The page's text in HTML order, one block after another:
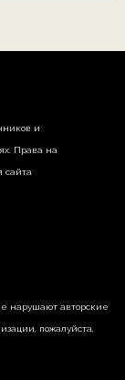
и
Права на
сайта
нарушают авторские
пожалуйста,